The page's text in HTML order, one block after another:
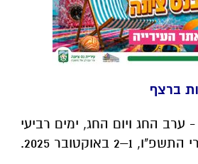
ברצף
יום הכיפורים 2025 - ערב החג ויום החג, ימים רביעי
באוקטובר 2025.